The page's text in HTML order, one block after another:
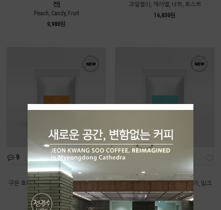
전]
Peach, Candy, Fruit
9,980원
과일젤리, 캐러멜, 너트, 토스트
16,830원
9
딥너티 [중배전]
구운 호두, 카카오닙스, 다크초콜릿, 브라
운 슈가
9,550원
11
올데이 [중배전]
구운 곡물, 볶은 땅콩, 브라운 슈가, 밀크
초콜릿
8,220원